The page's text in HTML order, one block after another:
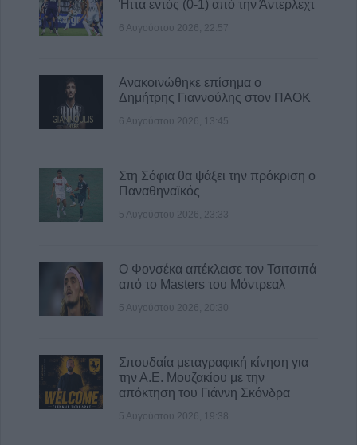
Ήττα εντός (0-1) από την Άντερλεχτ
6 Αυγούστου 2026, 22:57
Ανακοινώθηκε επίσημα ο
Δημήτρης Γιαννούλης στον ΠΑΟΚ
6 Αυγούστου 2026, 13:45
Στη Σόφια θα ψάξει την πρόκριση ο
Παναθηναϊκός
5 Αυγούστου 2026, 23:33
Ο Φονσέκα απέκλεισε τον Τσιτσιπά
από το Masters του Μόντρεαλ
5 Αυγούστου 2026, 20:30
Σπουδαία μεταγραφική κίνηση για
την Α.Ε. Μουζακίου με την
απόκτηση του Γιάννη Σκόνδρα
5 Αυγούστου 2026, 19:38